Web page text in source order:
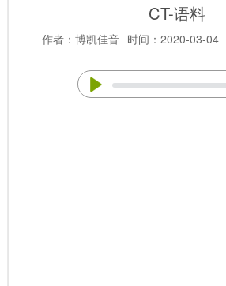
CT-语料
作者：博凯佳音 时间：2020-03-04